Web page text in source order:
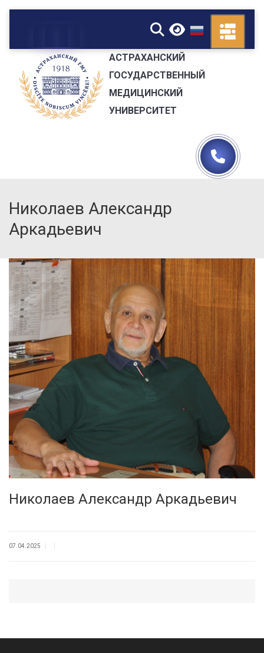
▼
АСТРАХАНСКИЙ
ГОСУДАРСТВЕННЫЙ
МЕДИЦИНСКИЙ
УНИВЕРСИТЕТ
Николаев Александр
Аркадьевич
Николаев Александр Аркадьевич
07.04.2025